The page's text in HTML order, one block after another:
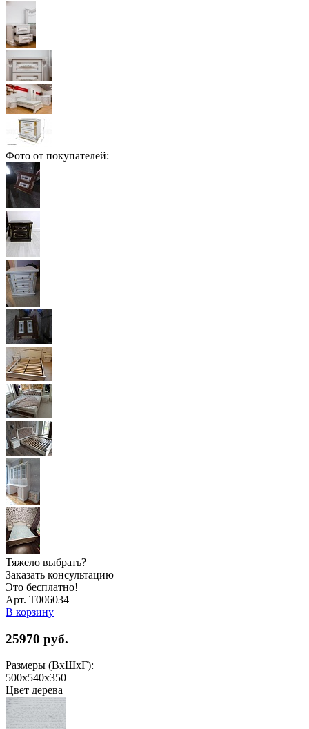
Фото от покупателей:
Тяжело выбрать?
Заказать консультацию
Это бесплатно!
Арт. Т006034
В корзину
25970 руб.
Размеры (ВхШхГ):
500x540x350
Цвет дерева